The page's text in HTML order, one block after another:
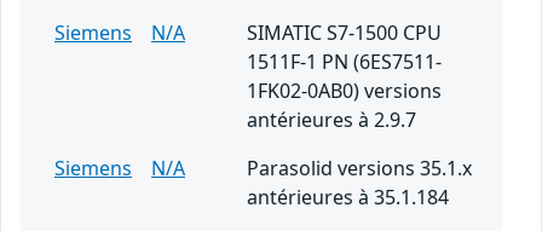
Siemens
N/A
SIMATIC S7-1500 CPU
1511F-1 PN (6ES7511-
1FK02-0AB0) versions
antérieures à 2.9.7
Siemens
N/A
Parasolid versions 35.1.x
antérieures à 35.1.184